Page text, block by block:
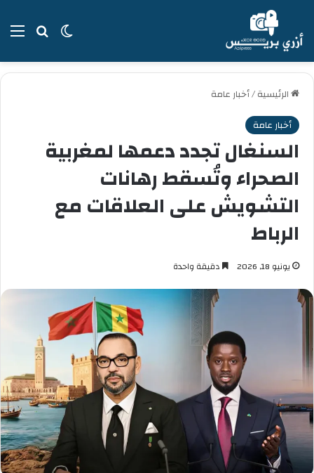
بحثالوضع
الرئيسية/أخبار عامة
أخبار عامة
السنغال تجدد دعمها لمغربية
الصحراء وتُسقط رهانات
التشويش على العلاقات مع
الرباط
يونيو 18, 2026 دقيقة واحدة